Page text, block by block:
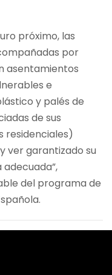
próximo, las
por
asentamientos
e
y palés de
de sus
residenciales)
ver garantizado su
del programa de